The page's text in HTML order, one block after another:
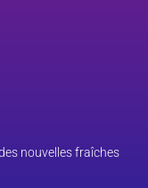
nouvelles fraîches